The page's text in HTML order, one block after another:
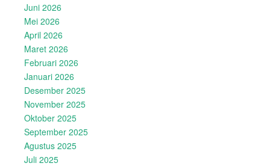
Juni 2026
Mei 2026
April 2026
Maret 2026
Februari 2026
Januari 2026
Desember 2025
November 2025
Oktober 2025
September 2025
Agustus 2025
Juli 2025